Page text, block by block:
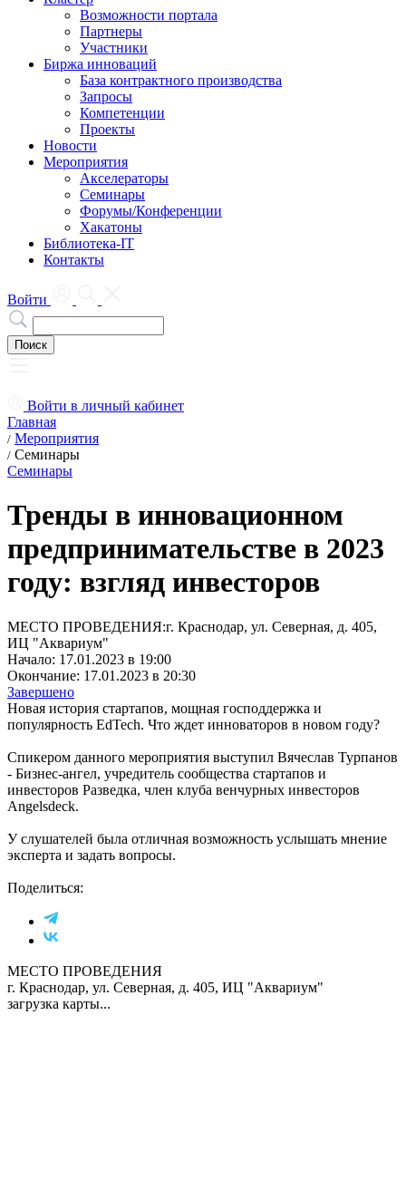
Возможности портала
Партнеры
Участники
Биржа инноваций
База контрактного производства
Запросы
Компетенции
Проекты
Новости
Мероприятия
Акселераторы
Семинары
Форумы/Конференции
Хакатоны
Библиотека-IT
Контакты
Войти
Войти в личный кабинет
Главная
/ Мероприятия
/ Семинары
Семинары
Тренды в инновационном
предпринимательстве в 2023
году: взгляд инвесторов
МЕСТО ПРОВЕДЕНИЯ:г. Краснодар, ул. Северная, д. 405,
ИЦ "Аквариум"
Начало: 17.01.2023 в 19:00
Окончание: 17.01.2023 в 20:30
Завершено
Новая история стартапов, мощная господдержка и
популярность EdTech. Что ждет инноваторов в новом году?
Спикером данного мероприятия выступил Вячеслав Турпанов
- Бизнес-ангел, учредитель сообщества стартапов и
инвесторов Разведка, член клуба венчурных инвесторов
Angelsdeck.
У слушателей была отличная возможность услышать мнение
эксперта и задать вопросы.
Поделиться:
МЕСТО ПРОВЕДЕНИЯ
г. Краснодар, ул. Северная, д. 405, ИЦ "Аквариум"
загрузка карты...